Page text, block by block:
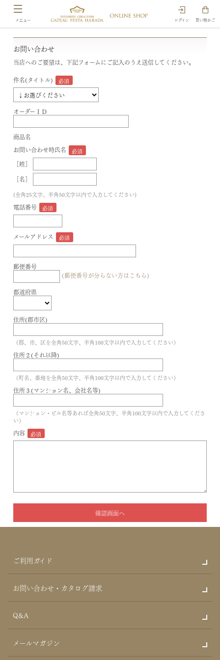
ログイン 買い物かご
お問い合わせ
当店へのご要望は、下記フォームにご記入のうえ送信してください。
件名(タイトル)
オーダーＩＤ
商品名
お問い合わせ時氏名
［姓］
［名］
(全角25文字、半角50文字以内で入力してください)
電話番号
メールアドレス
郵便番号
(郵便番号が分らない方はこちら)
都道府県
住所(郡市区)
（郡、市、区を全角50文字、半角100文字以内で入力してください）
住所２(それ以降)
（町名、番地を全角50文字、半角100文字以内で入力してください）
住所３(マンション名、会社名等)
（マンション・ビル名等あれば全角50文字、半角100文字以内で入力してくださ
い）
内容
ご利用ガイド
お問い合わせ・カタログ請求
Q&A
メールマガジン